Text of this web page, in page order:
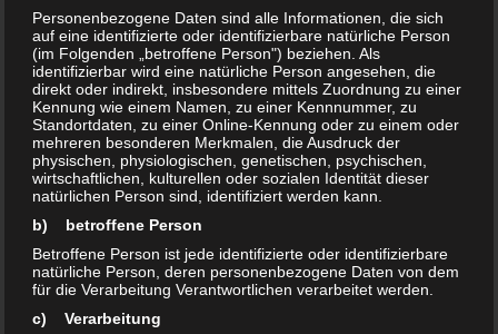
Änderungen vorbehalten!
Matthias Gehrmann
GWA Sprecher Neu Olvenstedt
Tel. 01791634263
Infos auf :www.buergerinitiative-olvenstedt.de
Mail bi-olvenstedt@gmx.de, Bürgerinitiative
Olvenstedt e.V.
Sprechstunde dienstags von 18 – 20 Uhr
Johannes Göderitz Straße 53
Personenbezogene Daten sind alle Informationen, die sich
auf eine identifizierte oder identifizierbare natürliche Person
(im Folgenden „betroffene Person") beziehen. Als
identifizierbar wird eine natürliche Person angesehen, die
direkt oder indirekt, insbesondere mittels Zuordnung zu einer
Kennung wie einem Namen, zu einer Kennnummer, zu
Standortdaten, zu einer Online-Kennung oder zu einem oder
mehreren besonderen Merkmalen, die Ausdruck der
physischen, physiologischen, genetischen, psychischen,
wirtschaftlichen, kulturellen oder sozialen Identität dieser
natürlichen Person sind, identifiziert werden kann.
b) betroffene Person
Betroffene Person ist jede identifizierte oder identifizierbare
natürliche Person, deren personenbezogene Daten von dem
für die Verarbeitung Verantwortlichen verarbeitet werden.
c) Verarbeitung